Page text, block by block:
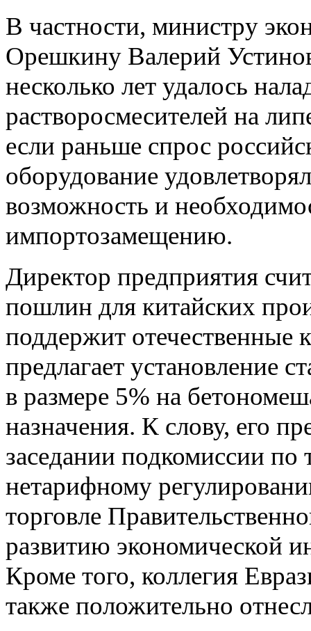
В частности, министру
Орешкину Валерий
несколько лет удалось
растворосмесителей на
если раньше спрос
оборудование
возможность и
импортозамещению.
Директор предприятия
пошлин для китайских
поддержит отечественные
предлагает установление
в размере 5% на
назначения. К слову, его
заседании подкомиссии
нетарифному
торговле
развитию экономической
Кроме того, коллегия
также положительно